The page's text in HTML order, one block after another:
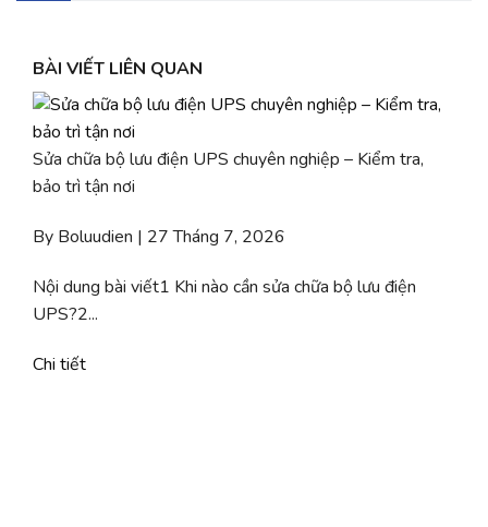
BÀI VIẾT LIÊN QUAN
Sửa chữa bộ lưu điện UPS chuyên nghiệp – Kiểm tra,
bảo trì tận nơi
By Boluudien | 27 Tháng 7, 2026
Nội dung bài viết1 Khi nào cần sửa chữa bộ lưu điện
UPS?2...
Chi tiết